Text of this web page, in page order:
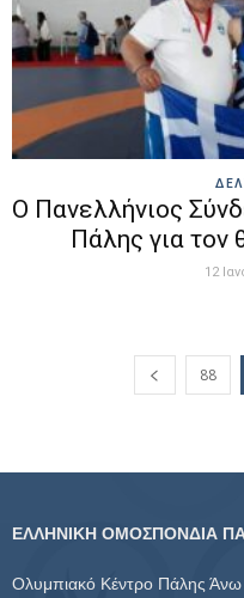
Ο Πανελλήνιος
Πάλης για τον
12
88
ΕΛΛΗΝΙΚΗ ΟΜΟΣΠΟΝΔΙΑ
Ολυμπιακό Κέντρο Πάλης Άνω